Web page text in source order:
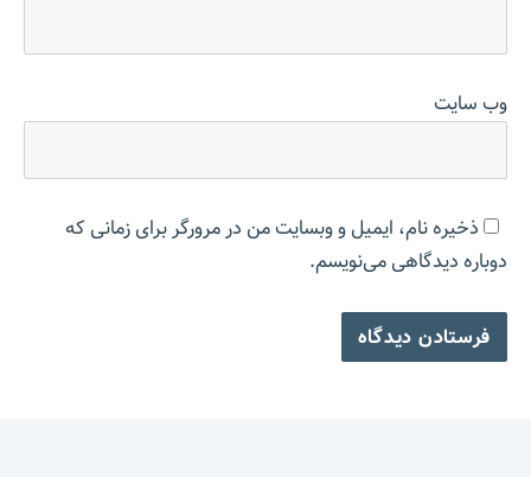
وب‌ سایت
ذخیره نام، ایمیل و وبسایت من در مرورگر برای زمانی که
دوباره دیدگاهی می‌نویسم.